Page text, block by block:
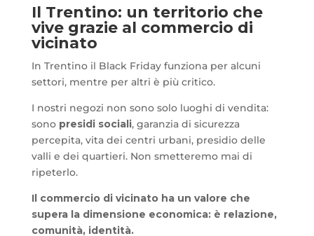
Il Trentino: un territorio che
vive grazie al commercio di
vicinato
In Trentino il Black Friday funziona per alcuni
settori, mentre per altri è più critico.
I nostri negozi non sono solo luoghi di vendita:
sono presidi sociali, garanzia di sicurezza
percepita, vita dei centri urbani, presidio delle
valli e dei quartieri. Non smetteremo mai di
ripeterlo.
Il commercio di vicinato ha un valore che
supera la dimensione economica: è relazione,
comunità, identità.